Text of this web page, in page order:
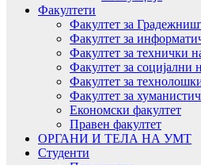
Факултети
Факултет за
Факултет за
Факултет за технички
Факултет за социјални
Факултет за
Факултет за
Економски факултет
Правен факултет
ОРГАНИ И ТЕЛА НА УМТ
Студенти